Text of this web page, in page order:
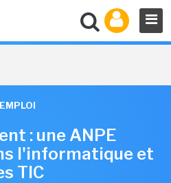
EMPLOI
: une ANPE
l'informatique et
TIC